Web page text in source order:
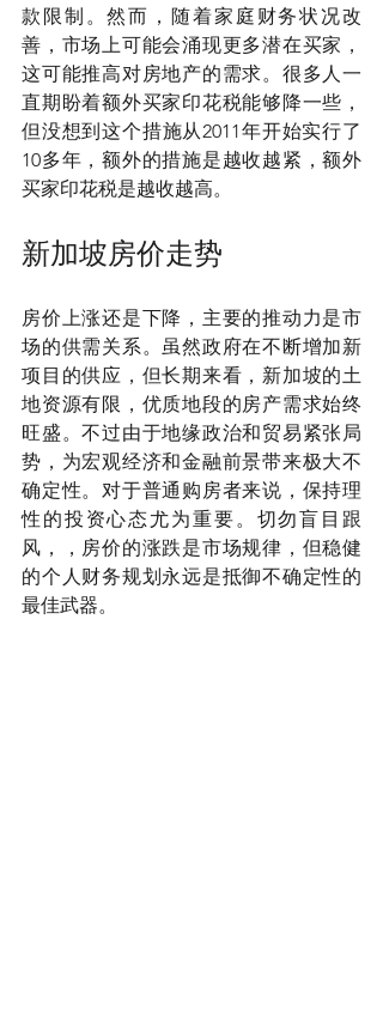
款限制。然而，随着家庭财务状况改
善，市场上可能会涌现更多潜在买家，
这可能推高对房地产的需求。很多人一
直期盼着额外买家印花税能够降一些，
但没想到这个措施从2011年开始实行了
10多年，额外的措施是越收越紧，额外
买家印花税是越收越高。
新加坡房价走势
房价上涨还是下降，主要的推动力是市
场的供需关系。虽然政府在不断增加新
项目的供应，但长期来看，新加坡的土
地资源有限，优质地段的房产需求始终
旺盛。不过由于地缘政治和贸易紧张局
势，为宏观经济和金融前景带来极大不
确定性。对于普通购房者来说，保持理
性的投资心态尤为重要。切勿盲目跟
风，，房价的涨跌是市场规律，但稳健
的个人财务规划永远是抵御不确定性的
最佳武器。